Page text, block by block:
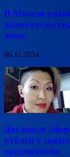
В Москве
дома
06.11.2024
Две юные
рублей у
предприятия